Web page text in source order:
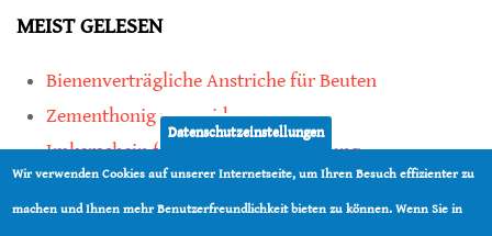
MEIST GELESEN
Bienenverträgliche Anstriche für Beuten
Zementhonig vermeiden
Imkerschein für Honigbienen-Haltung
Kauf von Mittelwänden ist Vertrauenssache
Datenschutzeinstellungen
Wir verwenden Cookies auf unserer Internetseite, um Ihren Besuch effizienter zu
machen und Ihnen mehr Benutzerfreundlichkeit bieten zu können. Wenn Sie in